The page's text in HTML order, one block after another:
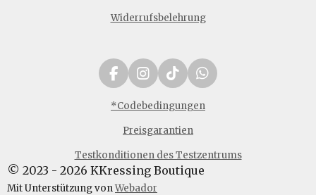
Widerrufsbelehrung
F
a
c
o
k
I
n
s
a
r
a
m
T
i
k
o
W
h
a
p
p
*Codebedingungen
Preisgarantien
Testkonditionen des Testzentrums
© 2023 - 2026 KKressing Boutique
Mit Unterstützung vonWebador